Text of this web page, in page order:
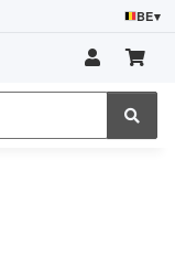
BE▾